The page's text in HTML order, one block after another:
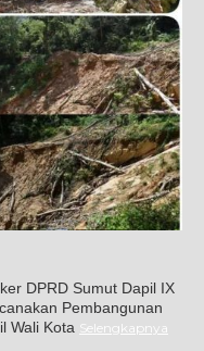
DPRD Sumut Dapil IX
Pembangunan
Wali Kota Selengkapnya